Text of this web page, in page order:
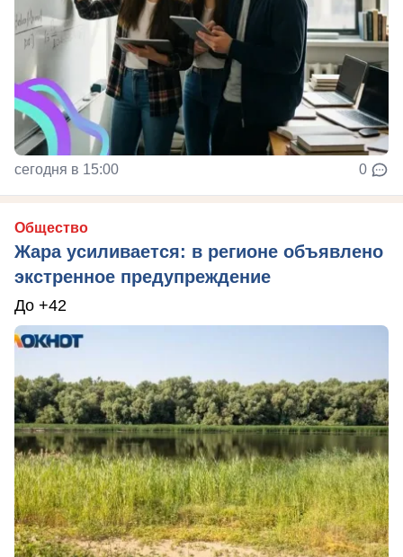
сегодня в 15:00 0
Общество
Жара усиливается: в регионе объявлено
экстренное предупреждение
До +42